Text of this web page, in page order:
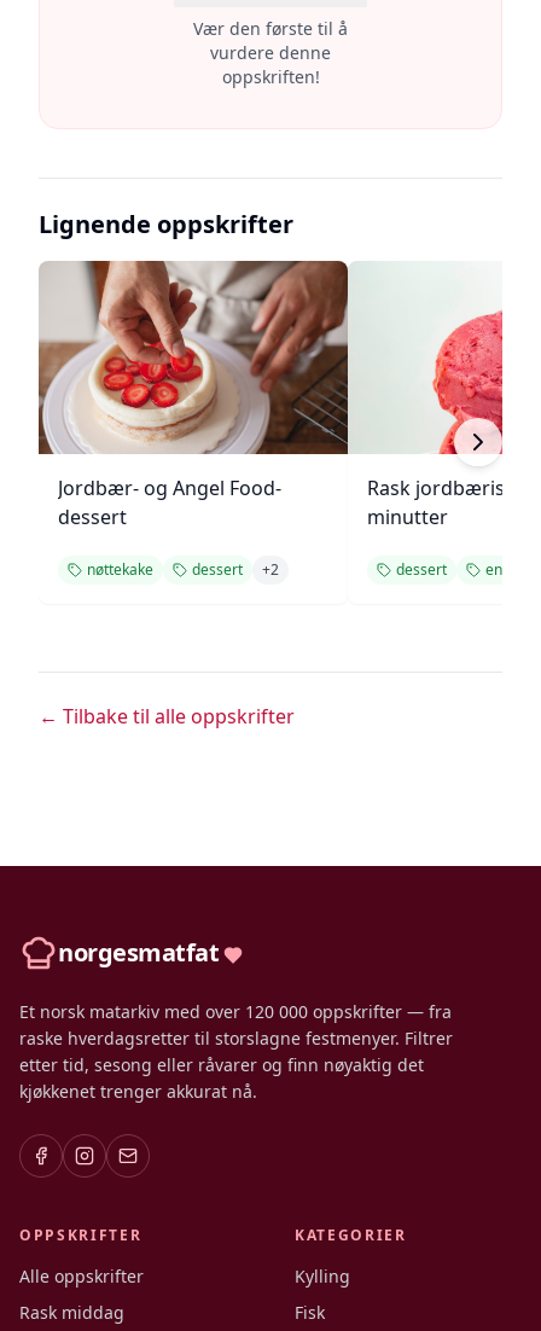
Vær den første til å
vurdere denne
oppskriften!
Lignende oppskrifter
Jordbær- og Angel Food-
dessert
nøttekake dessert +2
Rask
minutter
dessert enkel
← Tilbake til alle oppskrifter
norgesmatfat
Et norsk matarkiv med over 120 000 oppskrifter — fra
raske hverdagsretter til storslagne festmenyer. Filtrer
etter tid, sesong eller råvarer og finn nøyaktig det
kjøkkenet trenger akkurat nå.
OPPSKRIFTER
Alle oppskrifter
Rask middag
KATEGORIER
Kylling
Fisk